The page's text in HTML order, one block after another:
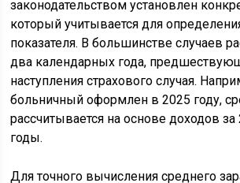
законодательством установлен
который учитывается для
показателя. В большинстве случаев
два календарных года,
наступления страхового случая.
больничный оформлен в 2025 году,
рассчитывается на основе доходов
годы.
Для точного вычисления среднего